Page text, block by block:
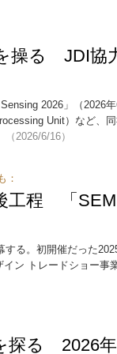
操る JDI協
2026」（2026
Unit）など、
（2026/6/16）
：
工程 「
る。初開催だった
ン トレードショー事
探る 2026